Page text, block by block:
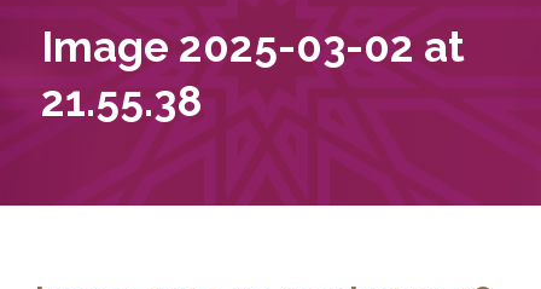
Image 2025-03-02 at
21.55.38